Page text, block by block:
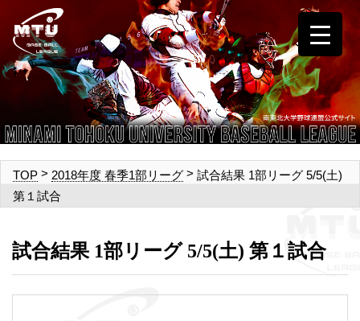
TOP > 2018年度 春季1部リーグ > 試合結果 1部リーグ 5/5(土)
第１試合
試合結果 1部リーグ 5/5(土) 第１試合